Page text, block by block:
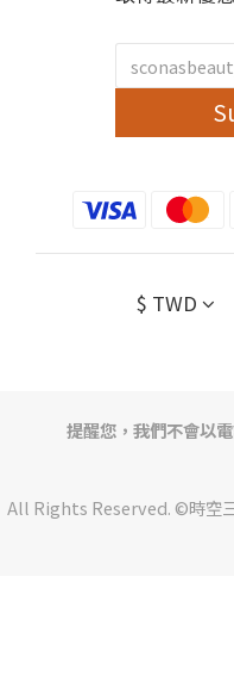
$ TWD
提醒您，我們不會以
All Rights Reserved. ©時空